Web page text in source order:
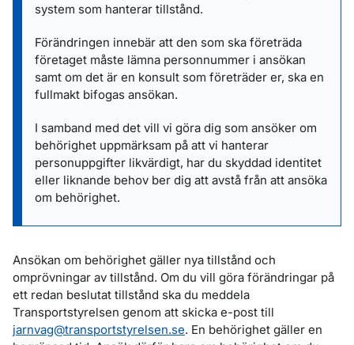
system som hanterar tillstånd.
Förändringen innebär att den som ska företräda
företaget måste lämna personnummer i ansökan
samt om det är en konsult som företräder er, ska en
fullmakt bifogas ansökan.
I samband med det vill vi göra dig som ansöker om
behörighet uppmärksam på att vi hanterar
personuppgifter likvärdigt, har du skyddad identitet
eller liknande behov ber dig att avstå från att ansöka
om behörighet.
Ansökan om behörighet gäller nya tillstånd och
omprövningar av tillstånd. Om du vill göra förändringar på
ett redan beslutat tillstånd ska du meddela
Transportstyrelsen genom att skicka e-post till
jarnvag@transportstyrelsen.se. En behörighet gäller en